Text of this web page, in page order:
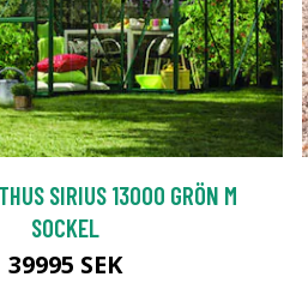
SIRIUS 13000 GRÖN M
SOCKEL
39995 SEK